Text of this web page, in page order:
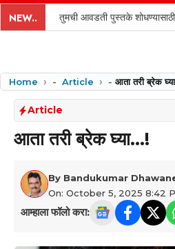
content
NEW.. तुमची आवडती पुस्तके
Home - Article - आता तरी ब्रेक
Article
आता तरी ब्रेक घ्या…!
By Bandukumar
On: October 5, 2025 8:42
आम्हाला फॉलो करा: